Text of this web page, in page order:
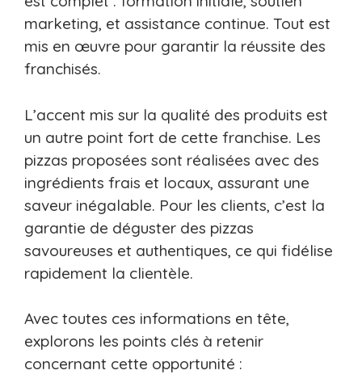
marketing, et assistance continue. Tout est
mis en œuvre pour garantir la réussite des
franchisés.
L’accent mis sur la qualité des produits est
un autre point fort de cette franchise. Les
pizzas proposées sont réalisées avec des
ingrédients frais et locaux, assurant une
saveur inégalable. Pour les clients, c’est la
garantie de déguster des pizzas
savoureuses et authentiques, ce qui fidélise
rapidement la clientèle.
Avec toutes ces informations en tête,
explorons les points clés à retenir
concernant cette opportunité :